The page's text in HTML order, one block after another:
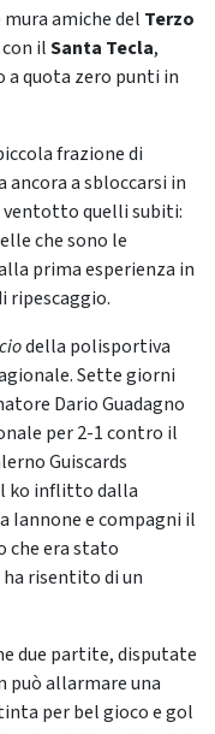
amiche del Terzo
ilSanta Tecla,
a quota zero punti in
frazione di
a sbloccarsi in
ventotto quelli subiti:
che sono le
prima esperienza in
ripescaggio.
della polisportiva
Sette giorni
Dario Guadagno
per 2-1 contro il
Guiscards
ko inflitto dalla
Iannone e compagni il
che era stato
risentito di un
due partite, disputate
può allarmare una
per bel gioco e gol